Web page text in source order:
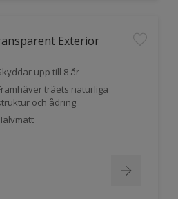
Exterior
upp till 8 år
träets naturliga
och ådring